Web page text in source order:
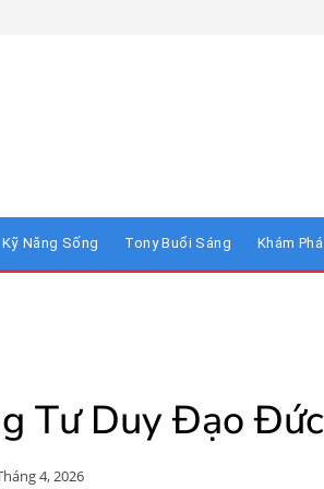
Kỹ Năng Sống Tony Buổi Sáng Khám Phá
Tư Duy Đạo Đức
4, 2026